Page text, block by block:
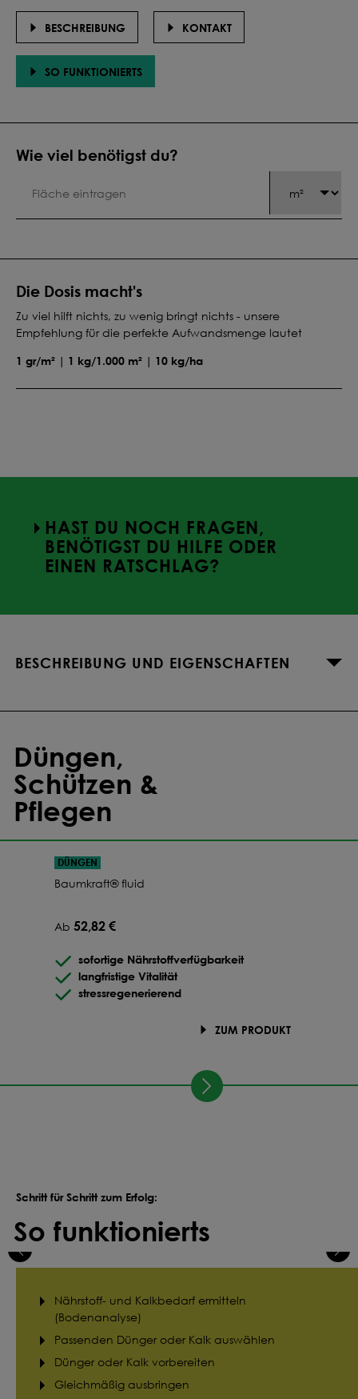
Wie viel benötigst du?
BESCHREIBUNG KONTAKT
SO FUNKTIONIERTS
Die Dosis macht's
Zu viel hilft nichts, zu wenig bringt nichts - unsere
Empfehlung für die perfekte Aufwandsmenge lautet
1 gr/m² | 1 kg/1.000 m² | 10 kg/ha
HAST DU NOCH FRAGEN,
BENÖTIGST DU HILFE ODER
EINEN RATSCHLAG?
BESCHREIBUNG UND EIGENSCHAFTEN
Düngen,
Schützen &
Pflegen
DÜNGEN
Baumkraft® fluid
Ab 52,82 €
sofortige Nährstoffverfügbarkeit
langfristige Vitalität
stressregenerierend
ZUM PRODUKT
Schritt für Schritt zum Erfolg:
So funktionierts
Nährstoff- und Kalkbedarf ermitteln
(Bodenanalyse)
Passenden Dünger oder Kalk auswählen
Dünger oder Kalk vorbereiten
Gleichmäßig ausbringen